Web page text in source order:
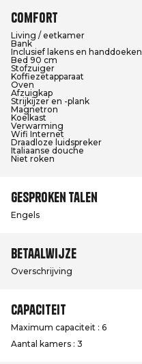
Comfort
Living / eetkamer
Bank
Inclusief lakens en handdoeken
Bed 90 cm
Stofzuiger
Koffiezetapparaat
Oven
Afzuigkap
Strijkijzer en -plank
Magnetron
Koelkast
Verwarming
Wifi Internet
Draadloze luidspreker
Italiaanse douche
Niet roken
Gesproken talen
Engels
Betaalwijze
Overschrijving
Capaciteit
Maximum capaciteit : 6
Aantal kamers : 3